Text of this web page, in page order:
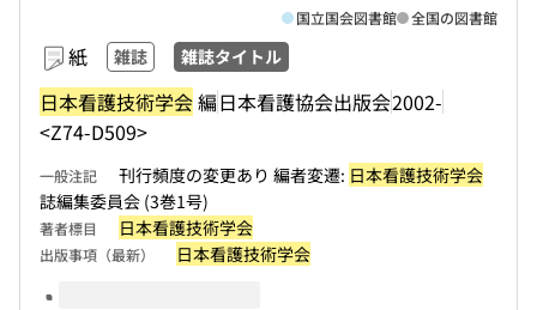
紙 雑誌 雑誌タイトル
日本看護技術学会編日本看護協会出版会2002-
<Z74-D509>
国立国会図書館 全国の図書館
一般注記 刊行頻度の変更あり 編者変遷: 日本看護技術学会
誌編集委員会 (3巻1号)
著者標目 日本看護技術学会
出版事項（最新） 日本看護技術学会
このタイトルの巻号